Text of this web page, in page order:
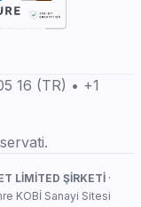
16 (TR) • +1
LİMİTED ŞİRKETİ·
KOBİ Sanayi Sitesi